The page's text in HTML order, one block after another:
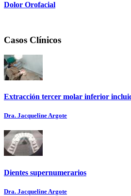
Dolor Orofacial
Casos Clínicos
Extracción tercer molar inferior
Dra. Jacqueline Argote
Dientes supernumerarios
Dra. Jacqueline Argote